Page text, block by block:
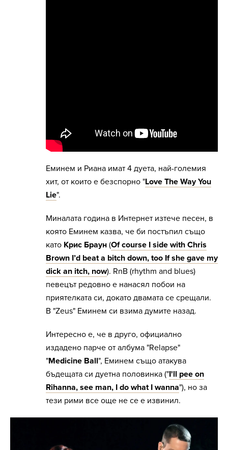
Еминем и Риана имат 4 дуета, най-големия
хит, от които е безспорно "Love The Way You
Lie".
Миналата година в Интернет изтече песен, в
която Еминем казва, че би постъпил също
като Крис Браун (Of course I side with Chris
Brown I’d beat a bitch down, too If she gave my
dick an itch, now). RnB (rhythm and blues)
певецът редовно е нанасял побои на
приятелката си, докато двамата се срещали.
В "Zeus" Еминем си взима думите назад.
Интересно е, че в друго, официално
издадено парче от албума "Relapse"
"Medicine Ball", Еминем също атакува
бъдещата си дуетна половинка ("I'll pee on
Rihanna, see man, I do what I wanna"), но за
тези рими все още не се е извинил.